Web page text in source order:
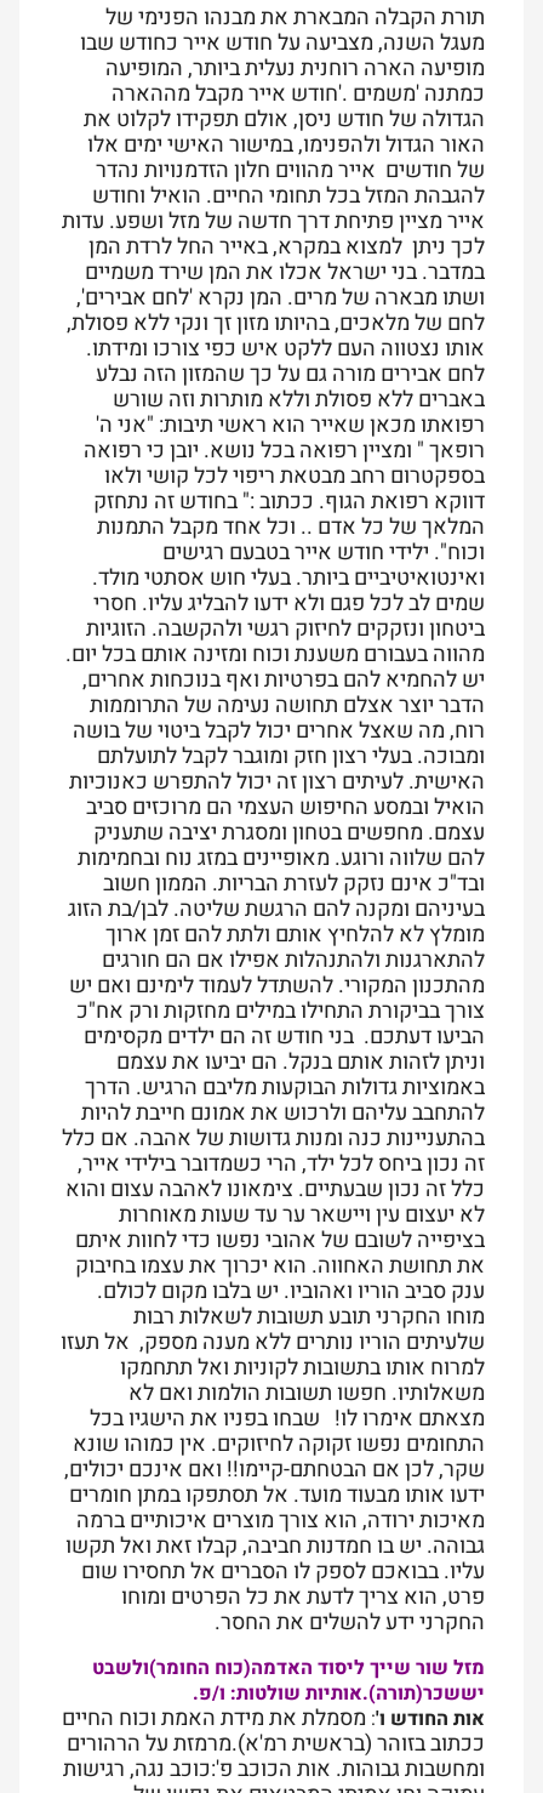
תורת הקבלה המבארת את מבנהו הפנימי של
מעגל השנה, מצביעה על חודש אייר כחודש שבו
מופיעה הארה רוחנית נעלית ביותר, המופיעה
כמתנה 'משמים '.חודש אייר מקבל מההארה
הגדולה של חודש ניסן, אולם תפקידו לקלוט את
האור הגדול ולהפנימו, במישור האישי ימים אלו
של חודשים אייר מהווים חלון הזדמנויות נהדר
להגבהת המזל בכל תחומי החיים. הואיל וחודש
אייר מציין פתיחת דרך חדשה של מזל ושפע. עדות
לכך ניתן למצוא במקרא, באייר החל לרדת המן
במדבר. בני ישראל אכלו את המן שירד משמיים
ושתו מבארה של מרים. המן נקרא 'לחם אבירים',
לחם של מלאכים, בהיותו מזון זך ונקי ללא פסולת,
אותו נצטווה העם ללקט איש כפי צורכו ומידתו.
לחם אבירים מורה גם על כך שהמזון הזה נבלע
באברים ללא פסולת וללא מותרות וזה שורש
רפואתו מכאן שאייר הוא ראשי תיבות: "אני ה'
רופאך " ומציין רפואה בכל נושא. יובן כי רפואה
בספקטרום רחב מבטאת ריפוי לכל קושי ולאו
דווקא רפואת הגוף. ככתוב :" בחודש זה נתחזק
המלאך של כל אדם .. וכל אחד מקבל התמנות
וכוח". ילידי חודש אייר בטבעם רגישים
ואינטואיטיביים ביותר. בעלי חוש אסתטי מולד.
שמים לב לכל פגם ולא ידעו להבליג עליו. חסרי
ביטחון ונזקקים לחיזוק רגשי ולהקשבה. הזוגיות
מהווה בעבורם משענת וכוח ומזינה אותם בכל יום.
יש להחמיא להם בפרטיות ואף בנוכחות אחרים,
הדבר יוצר אצלם תחושה נעימה של התרוממות
רוח, מה שאצל אחרים יכול לקבל ביטוי של בושה
ומבוכה. בעלי רצון חזק ומוגבר לקבל לתועלתם
האישית. לעיתים רצון זה יכול להתפרש כאנוכיות
הואיל ובמסע החיפוש העצמי הם מרוכזים סביב
עצמם. מחפשים בטחון ומסגרת יציבה שתעניק
להם שלווה ורוגע. מאופיינים במזג נוח ובחמימות
ובד"כ אינם נזקק לעזרת הבריות. הממון חשוב
בעיניהם ומקנה להם הרגשת שליטה. לבן/בת הזוג
מומלץ לא להלחיץ אותם ולתת להם זמן ארוך
להתארגנות ולהתנהלות אפילו אם הם חורגים
מהתכנון המקורי. להשתדל לעמוד לימינם ואם יש
צורך בביקורת התחילו במילים מחזקות ורק אח"כ
הביעו דעתכם. בני חודש זה הם ילדים מקסימים
וניתן לזהות אותם בנקל. הם יביעו את עצמם
באמוציות גדולות הבוקעות מליבם הרגיש. הדרך
להתחבב עליהם ולרכוש את אמונם חייבת להיות
בהתעניינות כנה ומנות גדושות של אהבה. אם כלל
זה נכון ביחס לכל ילד, הרי כשמדובר בילידי אייר,
כלל זה נכון שבעתיים. צימאונו לאהבה עצום והוא
לא יעצום עין ויישאר ער עד שעות מאוחרות
בציפייה לשובם של אהובי נפשו כדי לחוות איתם
את תחושת האחווה. הוא יכרוך את עצמו בחיבוק
ענק סביב הוריו ואהוביו. יש בלבו מקום לכולם.
מוחו החקרני תובע תשובות לשאלות רבות
שלעיתים הוריו נותרים ללא מענה מספק, אל תעזו
למרוח אותו בתשובות לקוניות ואל תתחמקו
משאלותיו. חפשו תשובות הולמות ואם לא
מצאתם אימרו לו! שבחו בפניו את הישגיו בכל
התחומים נפשו זקוקה לחיזוקים. אין כמוהו שונא
שקר, לכן אם הבטחתם-קיימו!! ואם אינכם יכולים,
ידעו אותו מבעוד מועד. אל תסתפקו במתן חומרים
מאיכות ירודה, הוא צורך מוצרים איכותיים ברמה
גבוהה. יש בו חמדנות חביבה, קבלו זאת ואל תקשו
עליו. בבואכם לספק לו הסברים אל תחסירו שום
פרט, הוא צריך לדעת את כל הפרטים ומוחו
החקרני ידע להשלים את החסר.
מזל שור שייך ליסוד האדמה(כוח החומר)ולשבט
יששכר(תורה).אותיות שולטות: ו/פ.
אות החודש ו': מסמלת את מידת האמת וכוח החיים
ככתוב בזוהר (בראשית רמ'א).מרמזת על הרהורים
ומחשבות גבוהות. אות הכוכב פ':כוכב נגה, רגישות